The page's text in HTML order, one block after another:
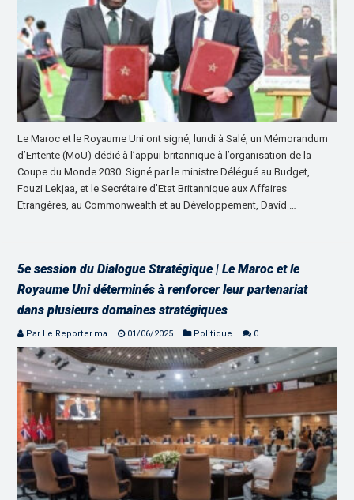
Le Maroc et le Royaume Uni ont signé, lundi à Salé, un Mémorandum
d’Entente (MoU) dédié à l’appui britannique à l’organisation de la
Coupe du Monde 2030. Signé par le ministre Délégué au Budget,
Fouzi Lekjaa, et le Secrétaire d’Etat Britannique aux Affaires
Etrangères, au Commonwealth et au Développement, David …
5e session du Dialogue Stratégique | Le Maroc et le
Royaume Uni déterminés à renforcer leur partenariat
dans plusieurs domaines stratégiques
Par Le Reporter.ma 01/06/2025 Politique 0